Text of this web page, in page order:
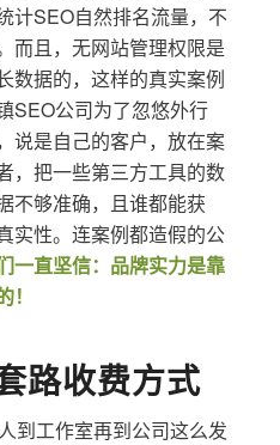
计SEO自然排名流量，不
而且，无网站管理权限是
数据的，这样的真实案例
SEO公司为了忽悠外行
说是自己的客户，放在案
，把一些第三方工具的数
不够准确，且谁都能获
实性。连案例都造假的公
一直坚信：品牌实力是靠
路收费方式
到工作室再到公司这么发